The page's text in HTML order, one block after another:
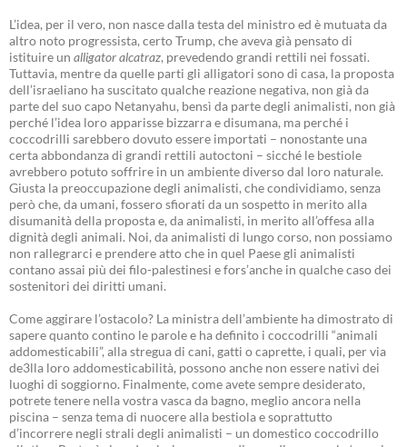
L’idea, per il vero, non nasce dalla testa del ministro ed è mutuata da
altro noto progressista, certo Trump, che aveva già pensato di
istituire un alligator alcatraz, prevedendo grandi rettili nei fossati.
Tuttavia, mentre da quelle parti gli alligatori sono di casa, la proposta
dell’israeliano ha suscitato qualche reazione negativa, non già da
parte del suo capo Netanyahu, bensì da parte degli animalisti, non già
perché l’idea loro apparisse bizzarra e disumana, ma perché i
coccodrilli sarebbero dovuto essere importati – nonostante una
certa abbondanza di grandi rettili autoctoni – sicché le bestiole
avrebbero potuto soffrire in un ambiente diverso dal loro naturale.
Giusta la preoccupazione degli animalisti, che condividiamo, senza
però che, da umani, fossero sfiorati da un sospetto in merito alla
disumanità della proposta e, da animalisti, in merito all’offesa alla
dignità degli animali. Noi, da animalisti di lungo corso, non possiamo
non rallegrarci e prendere atto che in quel Paese gli animalisti
contano assai più dei filo-palestinesi e fors’anche in qualche caso dei
sostenitori dei diritti umani.
Come aggirare l’ostacolo? La ministra dell’ambiente ha dimostrato di
sapere quanto contino le parole e ha definito i coccodrilli “animali
addomesticabili”, alla stregua di cani, gatti o caprette, i quali, per via
de3lla loro addomesticabilità, possono anche non essere nativi dei
luoghi di soggiorno. Finalmente, come avete sempre desiderato,
potrete tenere nella vostra vasca da bagno, meglio ancora nella
piscina – senza tema di nuocere alla bestiola e soprattutto
d’incorrere negli strali degli animalisti – un domestico coccodrillo